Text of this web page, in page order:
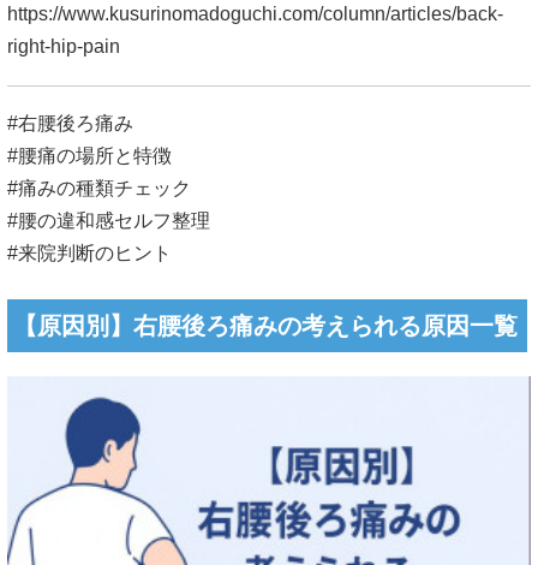
https://www.kusurinomadoguchi.com/column/articles/back-
right-hip-pain
#右腰後ろ痛み
#腰痛の場所と特徴
#痛みの種類チェック
#腰の違和感セルフ整理
#来院判断のヒント
【原因別】右腰後ろ痛みの考えられる原因一覧